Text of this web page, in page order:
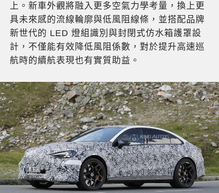
上。新車外觀將融入更多空氣力學考量，換上更
具未來感的流線輪廓與低風阻線條，並搭配品牌
新世代的 LED 燈組識別與封閉式仿水箱護罩設
計，不僅能有效降低風阻係數，對於提升高速巡
航時的續航表現也有實質助益。